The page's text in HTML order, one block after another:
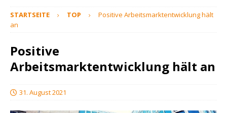
STARTSEITE TOP
Positive Arbeitsmarktentwicklung hält
an
Positive
Arbeitsmarktentwicklung hält an
31. August 2021